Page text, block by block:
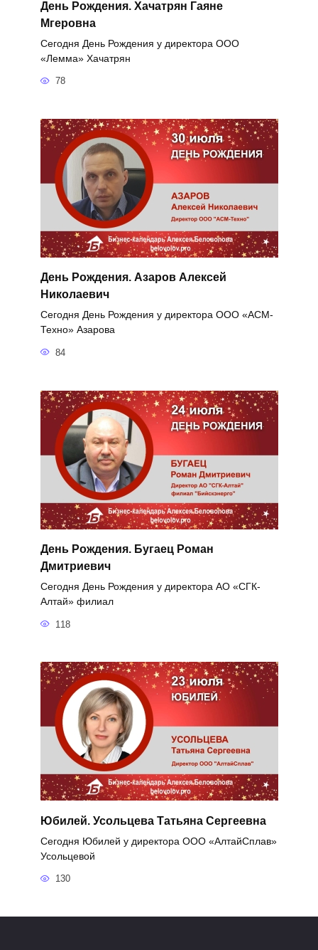
День Рождения. Хачатрян Гаяне
Мгеровна
Сегодня День Рождения у директора ООО
«Лемма» Хачатрян
78
День Рождения. Азаров Алексей
Николаевич
Сегодня День Рождения у директора ООО «АСМ-
Техно» Азарова
84
День Рождения. Бугаец Роман
Дмитриевич
Сегодня День Рождения у директора АО «СГК-
Алтай» филиал
118
Юбилей. Усольцева Татьяна Сергеевна
Сегодня Юбилей у директора ООО «АлтайСплав»
Усольцевой
130